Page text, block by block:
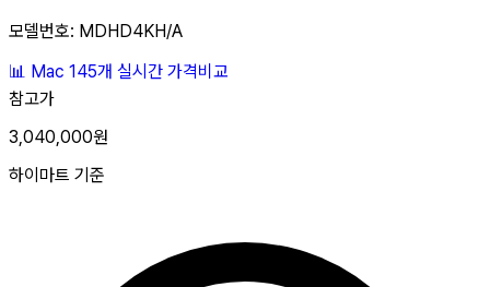
모델번호: MDHD4KH/A
📊 Mac 145개 실시간 가격비교
참고가
3,040,000원
하이마트 기준